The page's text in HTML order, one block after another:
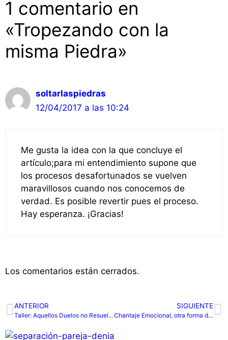
1 comentario en
«Tropezando con la
misma Piedra»
soltarlaspiedras
12/04/2017 a las 10:24
Me gusta la idea con la que concluye el
artículo;para mi entendimiento supone que
los procesos desafortunados se vuelven
maravillosos cuando nos conocemos de
verdad. Es posible revertir pues el proceso.
Hay esperanza. ¡Gracias!
Los comentarios están cerrados.
ANTERIOR
Taller: Aquellos Duelos no Resueltos
SIGUIENTE
Chantaje Emocional, otra forma de Violencia Cotidiana